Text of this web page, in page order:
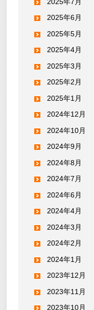
2025年6月
2025年5月
2025年4月
2025年3月
2025年2月
2025年1月
2024年12月
2024年10月
2024年9月
2024年8月
2024年7月
2024年6月
2024年4月
2024年3月
2024年2月
2024年1月
2023年12月
2023年11月
2023年10月